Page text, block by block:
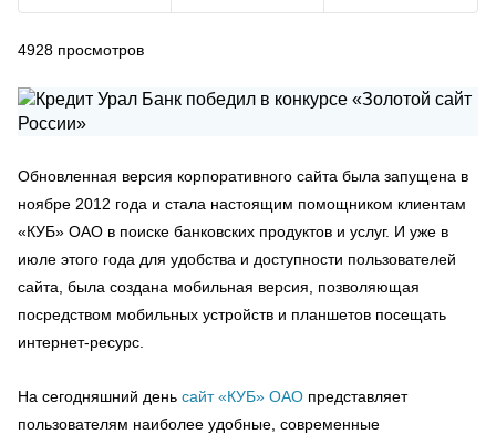
4928 просмотров
Обновленная версия корпоративного сайта была запущена в
ноябре 2012 года и стала настоящим помощником клиентам
«КУБ» ОАО в поиске банковских продуктов и услуг. И уже в
июле этого года для удобства и доступности пользователей
сайта, была создана мобильная версия, позволяющая
посредством мобильных устройств и планшетов посещать
интернет-ресурс.
На сегодняшний день сайт «КУБ» ОАО представляет
пользователям наиболее удобные, современные